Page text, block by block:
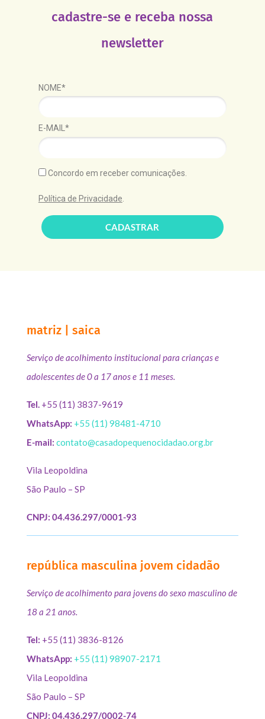
cadastre-se e receba nossa
newsletter
NOME*
E-MAIL*
Concordo em receber comunicações.
Política de Privacidade
CADASTRAR
matriz | saica
Serviço de acolhimento institucional para crianças e
adolescentes de 0 a 17 anos e 11 meses.
Tel.+55 (11) 3837-9619
WhatsApp: +55 (11) 98481-4710
E-mail: contato@casadopequenocidadao.org.br
Vila Leopoldina
São Paulo – SP
CNPJ: 04.436.297/0001-93
república masculina jovem cidadão
Serviço de acolhimento para jovens do sexo masculino de
18 a 21 anos.
Tel: +55 (11) 3836-8126
WhatsApp: +55 (11) 98907-2171
Vila Leopoldina
São Paulo – SP
CNPJ: 04.436.297/0002-74